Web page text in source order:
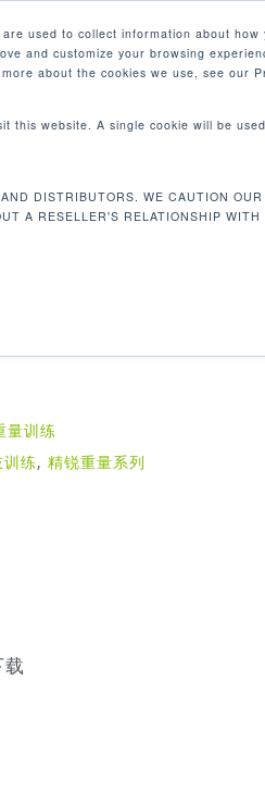
used to collect information about
and customize your browsing
about the cookies we use, see our
this website. A single cookie will be
DISTRIBUTORS. WE CAUTION
A RESELLER'S RELATIONSHIP
产品
练机
是针对整个背部和背部三角肌。
量训练
训练, 精锐重量系列
载